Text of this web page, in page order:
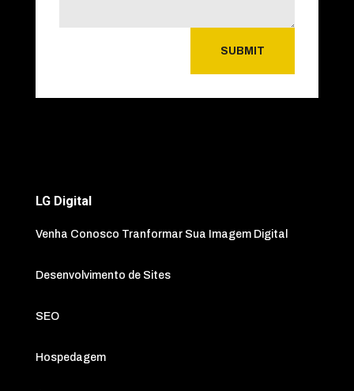
SUBMIT
LG Digital
Venha Conosco Tranformar Sua Imagem Digital
Desenvolvimento de Sites
SEO
Hospedagem